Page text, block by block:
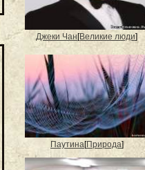
Джеки Чан [Великие люди]
Паутина[Природа]